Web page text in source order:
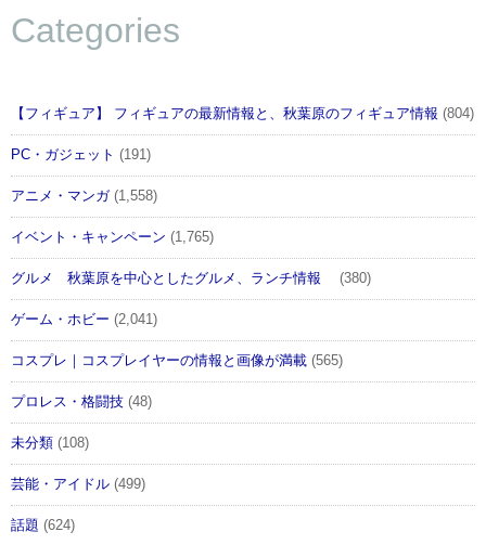
Categories
【フィギュア】 フィギュアの最新情報と、秋葉原のフィギュア情報 (804)
PC・ガジェット (191)
アニメ・マンガ(1,558)
イベント・キャンペーン (1,765)
グルメ 秋葉原を中心としたグルメ、ランチ情報 (380)
ゲーム・ホビー (2,041)
コスプレ｜コスプレイヤーの情報と画像が満載 (565)
プロレス・格闘技 (48)
未分類 (108)
芸能・アイドル (499)
話題 (624)